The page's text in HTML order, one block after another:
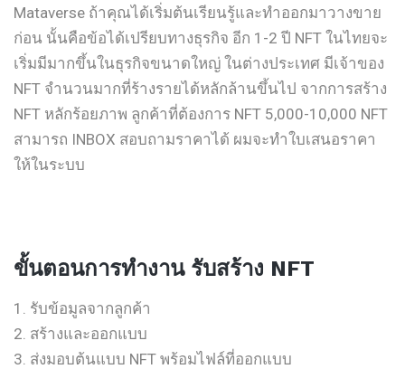
Mataverse ถ้าคุณได้เริ่มต้นเรียนรู้และทำออกมาวางขาย
ก่อน นั้นคือข้อได้เปรียบทางธุรกิจ อีก 1-2 ปี NFT ในไทยจะ
เริ่มมีมากขึ้นในธุรกิจขนาดใหญ่ ในต่างประเทศ มีเจ้าของ
NFT จำนวนมากที่ร้างรายได้หลักล้านขึ้นไป จากการสร้าง
NFT หลักร้อยภาพ ลูกค้าที่ต้องการ NFT 5,000-10,000 NFT
สามารถ INBOX สอบถามราคาได้ ผมจะทำใบเสนอราคา
ให้ในระบบ
ขั้นตอนการทำงานรับสร้าง NFT
1. รับข้อมูลจากลูกค้า
2. สร้างและออกแบบ
3. ส่งมอบต้นแบบ NFT พร้อมไฟล์ที่ออกแบบ